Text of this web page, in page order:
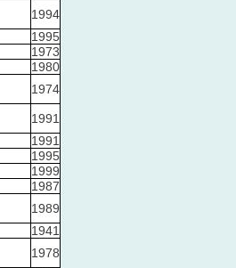
1994
1995
1973
1980
1974
1991
1991
1995
1999
1987
1989
1941
1978